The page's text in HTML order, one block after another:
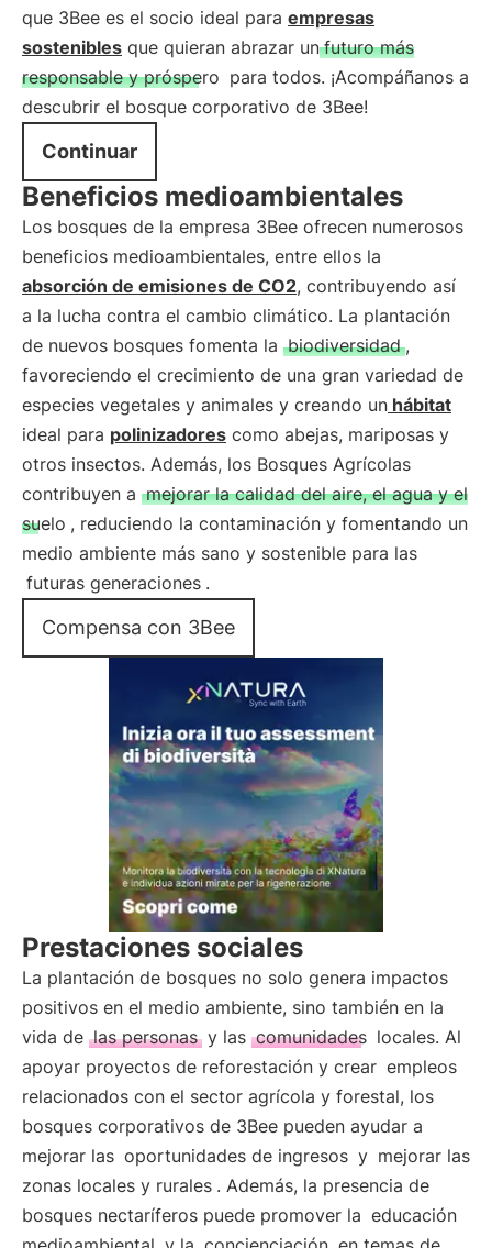
que 3Bee es el socio ideal para empresas
sostenibles que quieran abrazar un futuro más
responsable y próspero para todos. ¡Acompáñanos a
descubrir el bosque corporativo de 3Bee!
Continuar
Beneficios medioambientales
Los bosques de la empresa 3Bee ofrecen numerosos
beneficios medioambientales, entre ellos la
absorción de emisiones de CO2, contribuyendo así
a la lucha contra el cambio climático. La plantación
de nuevos bosques fomenta la biodiversidad ,
favoreciendo el crecimiento de una gran variedad de
especies vegetales y animales y creando un hábitat
ideal para polinizadores como abejas, mariposas y
otros insectos. Además, los Bosques Agrícolas
contribuyen a mejorar la calidad del aire, el agua y el
suelo , reduciendo la contaminación y fomentando un
medio ambiente más sano y sostenible para las
futuras generaciones .
Compensa con 3Bee
Prestaciones sociales
La plantación de bosques no solo genera impactos
positivos en el medio ambiente, sino también en la
vida de las personas y las comunidades locales. Al
apoyar proyectos de reforestación y crear empleos
relacionados con el sector agrícola y forestal, los
bosques corporativos de 3Bee pueden ayudar a
mejorar las oportunidades de ingresos y mejorar las
zonas locales y rurales . Además, la presencia de
bosques nectaríferos puede promover la educación